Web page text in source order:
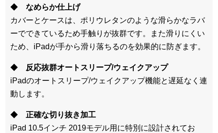
◆ なめらか仕上げ
カバーとケースは、ポリウレタンのような滑らかなラバ
ーでできているため手触りが抜群です。また滑りにくい
ため、iPadが手から滑り落ちるのを効果的に防ぎます。
◆
反応抜群オートスリープ/ウェイクアップ
iPadのオートスリープ/ウェイクアップ機能と遅延なく連
動します。
◆ 正確な切り抜き加工
iPad 10.5インチ 2019モデル用に特別に設計されてお